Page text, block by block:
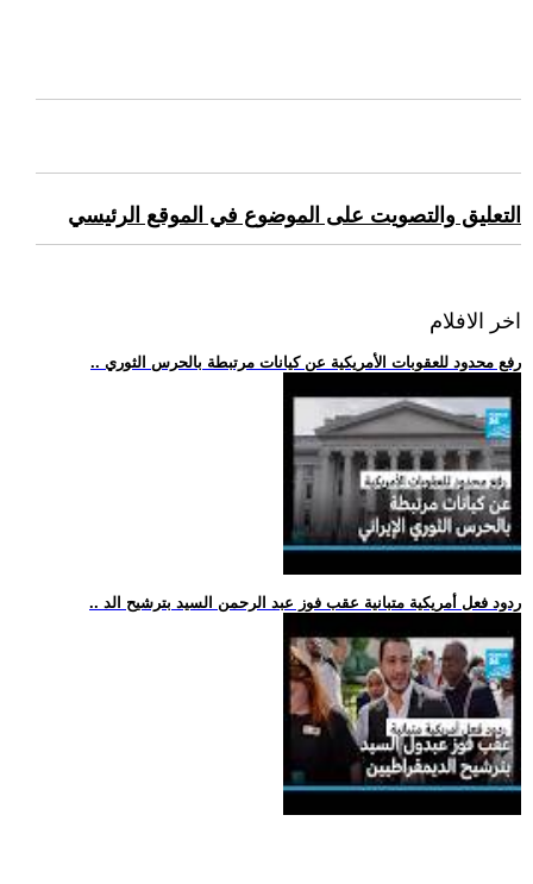
التعليق والتصويت على الموضوع في الموقع الرئيسي
اخر الافلام
.. رفع محدود للعقوبات الأمريكية عن كيانات مرتبطة بالحرس الثوري
.. ردود فعل أمريكية متبانية عقب فوز عبد الرحمن السيد بترشيح الد